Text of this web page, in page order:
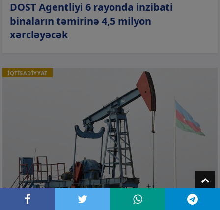
DOST Agentliyi 6 rayonda inzibati
binaların təmirinə 4,5 milyon
xərcləyəcək
İQTİSADİYYAT